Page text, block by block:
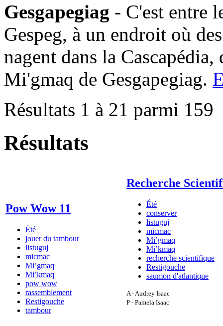
Gesgapegiag - C'est entre
Gespeg, à un endroit où
nagent dans la
Mi'gmaq de Gesgapegiag.
Résultats 1 à 21 parmi 159
Résultats
Pow Wow 11
Été
jouer du tambour
listuguj
micmac
Mi’gmaq
Mi’kmaq
pow wow
rassemblement
Restigouche
tambour
Recherche
Été
conserver
listuguj
micmac
Mi’gmaq
Mi’kmaq
recherche scientifique
Restigouche
saumon d'atlantique
A - Audrey Isaac
P - Pamela Isaac